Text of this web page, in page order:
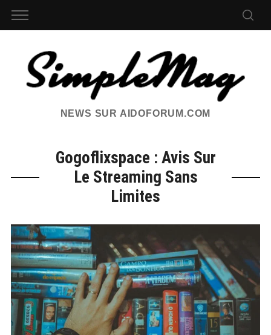
NEWS SUR AIDOFORUM.COM
Gogoflixspace : Avis Sur
Le Streaming Sans
Limites